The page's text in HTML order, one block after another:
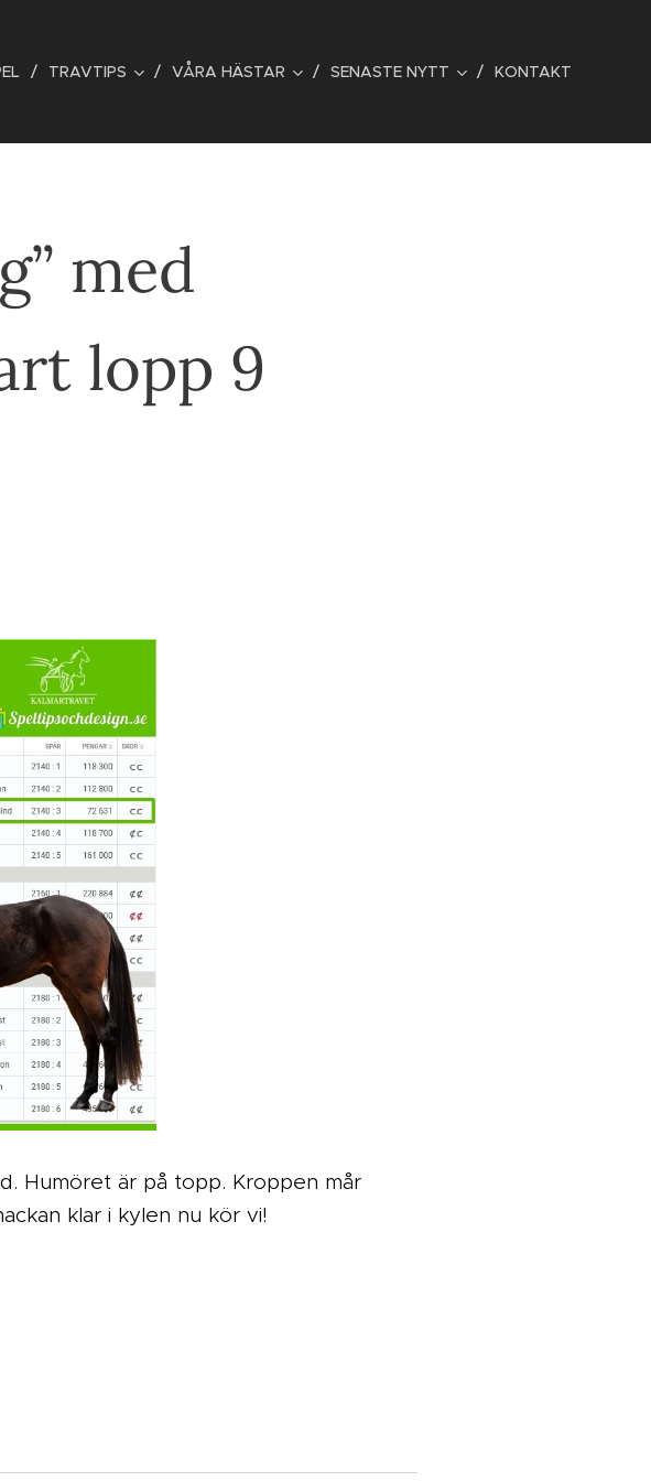
TRAVTIPS VÅRA HÄSTAR SENASTE NYTT KONTAKT
med
lopp 9
Humöret är på topp. Kroppen mår
klar i kylen nu kör vi!